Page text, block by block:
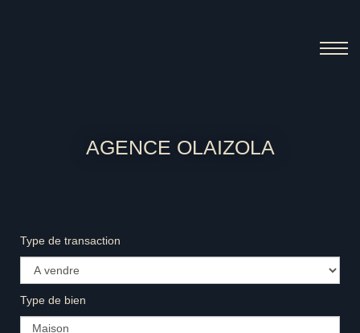
AGENCE OLAIZOLA
Type de transaction
Type de bien